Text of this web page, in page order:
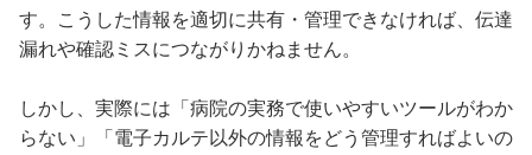
す。こうした情報を適切に共有・管理できなければ、伝達
漏れや確認ミスにつながりかねません。
しかし、実際には「病院の実務で使いやすいツールがわか
らない」「電子カルテ以外の情報をどう管理すればよいの